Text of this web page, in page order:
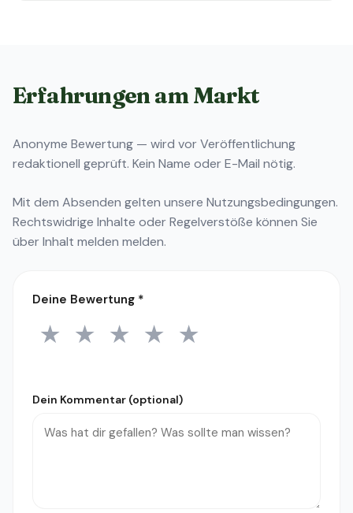
Erfahrungen am Markt
Anonyme Bewertung — wird vor Veröffentlichung
redaktionell geprüft. Kein Name oder E-Mail nötig.
Mit dem Absenden gelten unsere Nutzungsbedingungen.
Rechtswidrige Inhalte oder Regelverstöße können Sie
überInhalt melden melden.
Deine Bewertung *
1 Stern
★ 2 Sterne
★ 3 Sterne
★ 4 Sterne
★ 5 Sterne
★
Dein Kommentar (optional)